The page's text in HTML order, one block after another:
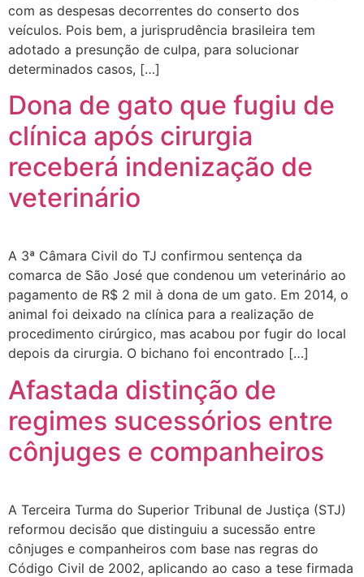
com as despesas decorrentes do conserto dos
veículos. Pois bem, a jurisprudência brasileira tem
adotado a presunção de culpa, para solucionar
determinados casos, […]
Dona de gato que fugiu de
clínica após cirurgia
receberá indenização de
veterinário
A 3ª Câmara Civil do TJ confirmou sentença da
comarca de São José que condenou um veterinário ao
pagamento de R$ 2 mil à dona de um gato. Em 2014, o
animal foi deixado na clínica para a realização de
procedimento cirúrgico, mas acabou por fugir do local
depois da cirurgia. O bichano foi encontrado […]
Afastada distinção de
regimes sucessórios entre
cônjuges e companheiros
A Terceira Turma do Superior Tribunal de Justiça (STJ)
reformou decisão que distinguiu a sucessão entre
cônjuges e companheiros com base nas regras do
Código Civil de 2002, aplicando ao caso a tese firmada